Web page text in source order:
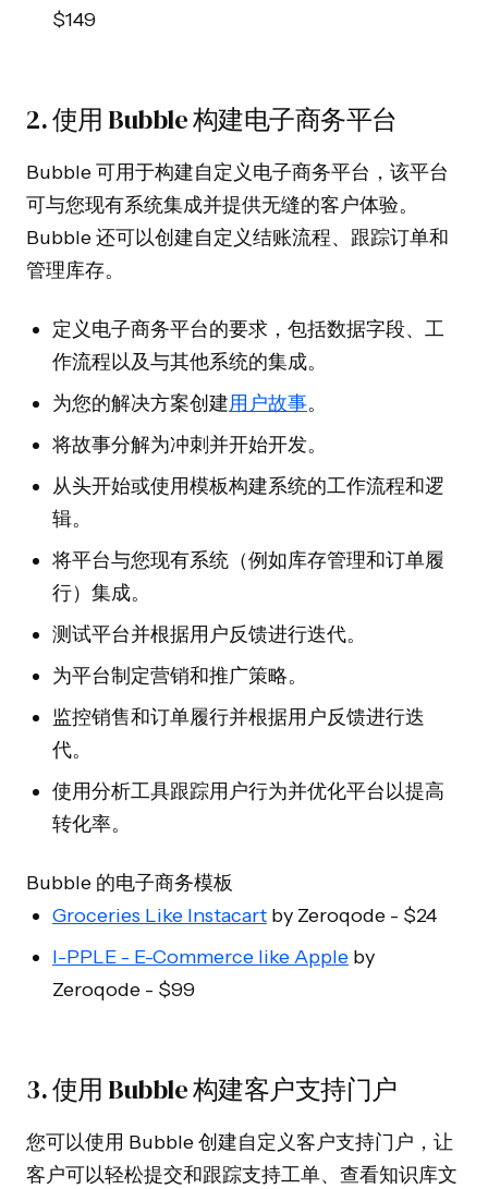
$149
2. 使用 Bubble 构建电子商务平台
Bubble 可用于构建自定义电子商务平台，该平台
可与您现有系统集成并提供无缝的客户体验。
Bubble 还可以创建自定义结账流程、跟踪订单和
管理库存。
定义电子商务平台的要求，包括数据字段、工
作流程以及与其他系统的集成。
为您的解决方案创建用户故事。
将故事分解为冲刺并开始开发。
从头开始或使用模板构建系统的工作流程和逻
辑。
将平台与您现有系统（例如库存管理和订单履
行）集成。
测试平台并根据用户反馈进行迭代。
为平台制定营销和推广策略。
监控销售和订单履行并根据用户反馈进行迭
代。
使用分析工具跟踪用户行为并优化平台以提高
转化率。
Bubble 的电子商务模板
Groceries Like Instacart by Zeroqode - $24
I-PPLE - E-Commerce like Apple by
Zeroqode - $99
3. 使用 Bubble 构建客户支持门户
您可以使用 Bubble 创建自定义客户支持门户，让
客户可以轻松提交和跟踪支持工单、查看知识库文